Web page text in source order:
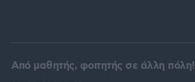
Από μαθητής, φοιτητής σε άλλη πόλη!